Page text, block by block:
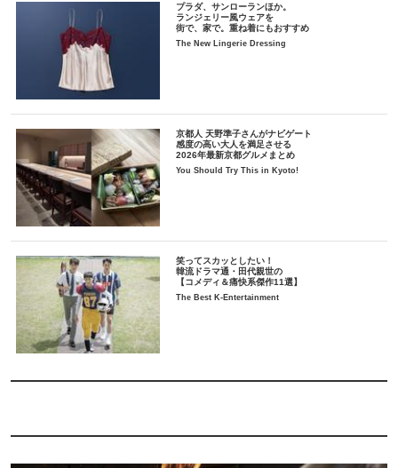
プラダ、サンローランほか。
ランジェリー風ウェアを
街で、家で。重ね着にもおすすめ
The New Lingerie Dressing
京都人 天野準子さんがナビゲート
感度の高い大人を満足させる
2026年最新京都グルメまとめ
You Should Try This in Kyoto!
笑ってスカッとしたい！
韓流ドラマ通・田代親世の
【コメディ＆痛快系傑作11選】
The Best K-Entertainment